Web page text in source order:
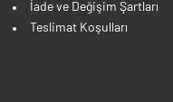
İade ve Değişim Şartları
Teslimat Koşulları